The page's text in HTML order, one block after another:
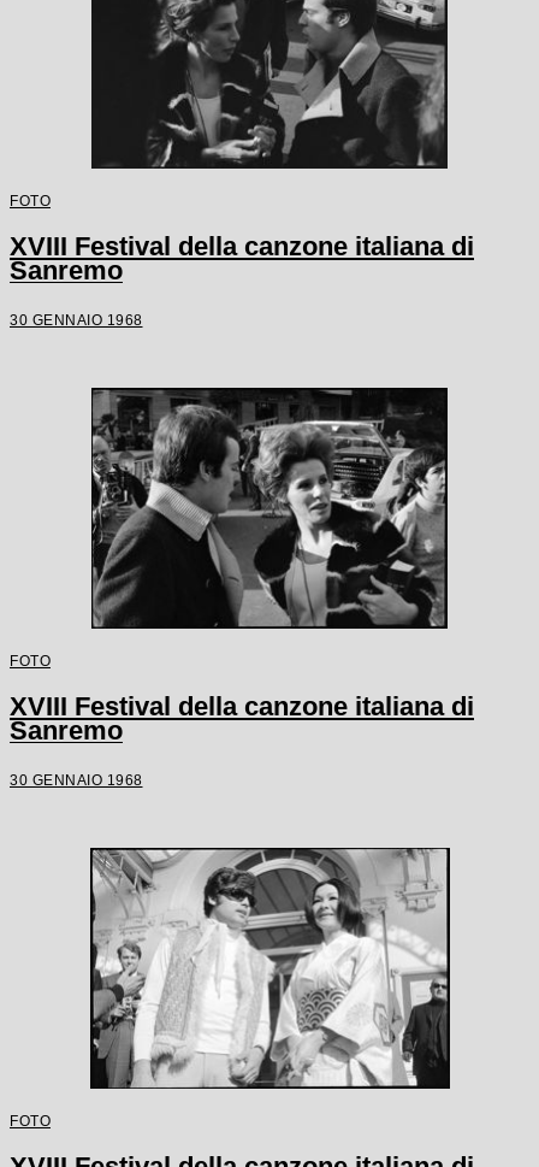
FOTO
XVIII Festival della canzone italiana di
Sanremo
30 GENNAIO 1968
FOTO
XVIII Festival della canzone italiana di
Sanremo
30 GENNAIO 1968
FOTO